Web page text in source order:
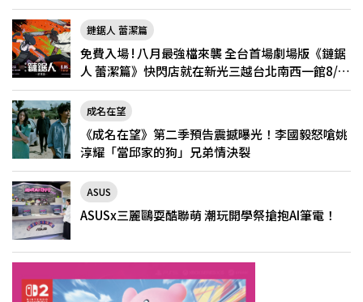
鏈鋸人 蕾潔篇
免費入場 ! 八月最強檔來襲 全台首場劇場版《鏈鋸
人 蕾潔篇》快閃店就在新光三越台北南西一館8/6
限定登場
成名在望
《成名在望》第二季預告震撼曝光！李國毅怒嗆姚
淳耀「當邱家的狗」兄弟情決裂
ASUS
ASUSx三麗鷗耍酷聯萌 潮玩開學祭搶抱AI筆電！